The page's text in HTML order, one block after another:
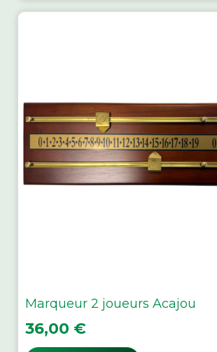
Marqueur 2 joueurs Acajou
Prix
36,00 €